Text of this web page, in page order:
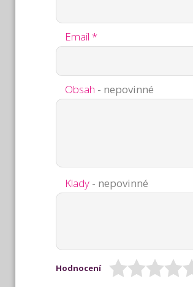
Email *
Obsah - nepovinné
Klady - nepovinné
Hodnocení